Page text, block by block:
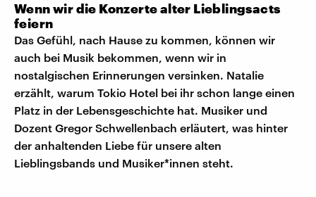
Wenn wir die Konzerte alter Lieblingsacts
feiern
Das Gefühl, nach Hause zu kommen, können wir
auch bei Musik bekommen, wenn wir in
nostalgischen Erinnerungen versinken. Natalie
erzählt, warum Tokio Hotel bei ihr schon lange einen
Platz in der Lebensgeschichte hat. Musiker und
Dozent Gregor Schwellenbach erläutert, was hinter
der anhaltenden Liebe für unsere alten
Lieblingsbands und Musiker*innen steht.